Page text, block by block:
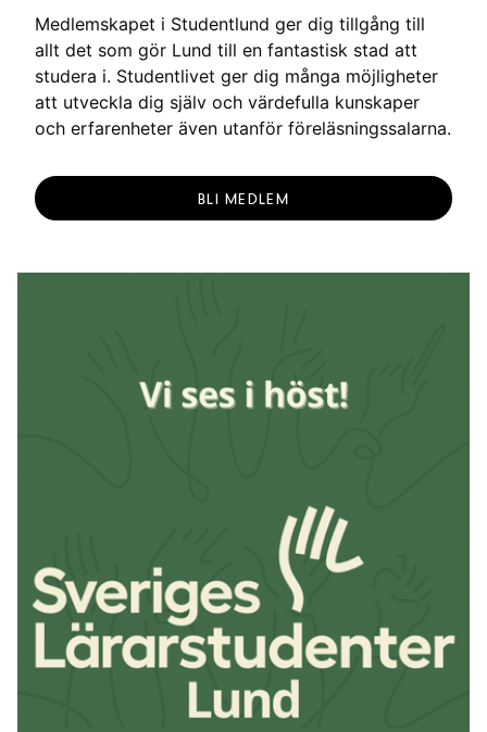
Medlemskapet i Studentlund ger dig tillgång till
allt det som gör Lund till en fantastisk stad att
studera i. Studentlivet ger dig många möjligheter
att utveckla dig själv och värdefulla kunskaper
och erfarenheter även utanför föreläsningssalarna.
BLI MEDLEM